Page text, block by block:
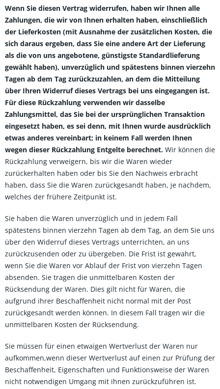
Wenn Sie diesen Vertrag widerrufen, haben wir Ihnen alle
Zahlungen, die wir von Ihnen erhalten haben, einschließlich
der Lieferkosten (mit Ausnahme der zusätzlichen Kosten, die
sich daraus ergeben, dass Sie eine andere Art der Lieferung
als die von uns angebotene, günstigste Standardlieferung
gewählt haben), unverzüglich und spätestens binnen vierzehn
Tagen ab dem Tag zurückzuzahlen, an dem die Mitteilung
über Ihren Widerruf dieses Vertrags bei uns eingegangen ist.
Für diese Rückzahlung verwenden wir dasselbe
Zahlungsmittel, das Sie bei der ursprünglichen Transaktion
eingesetzt haben, es sei denn, mit Ihnen wurde ausdrücklich
etwas anderes vereinbart; in keinem Fall werden Ihnen
wegen dieser Rückzahlung Entgelte berechnet. Wir können die
Rückzahlung verweigern, bis wir die Waren wieder
zurückerhalten haben oder bis Sie den Nachweis erbracht
haben, dass Sie die Waren zurückgesandt haben, je nachdem,
welches der frühere Zeitpunkt ist.
Sie haben die Waren unverzüglich und in jedem Fall
spätestens binnen vierzehn Tagen ab dem Tag, an dem Sie uns
über den Widerruf dieses Vertrags unterrichten, an uns
zurückzusenden oder zu übergeben. Die Frist ist gewahrt,
wenn Sie die Waren vor Ablauf der Frist von vierzehn Tagen
absenden. Sie tragen die unmittelbaren Kosten der
Rücksendung der Waren. Dies gilt nicht für Waren, die
aufgrund ihrer Beschaffenheit nicht normal mit der Post
zurückgesandt werden können. In diesem Fall tragen wir die
unmittelbaren Kosten der Rücksendung.
Sie müssen für einen etwaigen Wertverlust der Waren nur
aufkommen,wenn dieser Wertverlust auf einen zur Prüfung der
Beschaffenheit, Eigenschaften und Funktionsweise der Waren
nicht notwendigen Umgang mit ihnen zurückzuführen ist.